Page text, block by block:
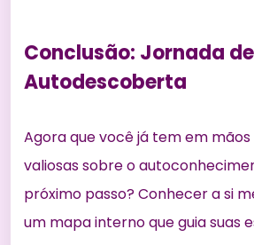
Conclusão: Jornada de
Autodescoberta
Agora que você já tem em mãos
valiosas sobreo
próximo passo? Conhecer a si
um mapa interno que guia suas